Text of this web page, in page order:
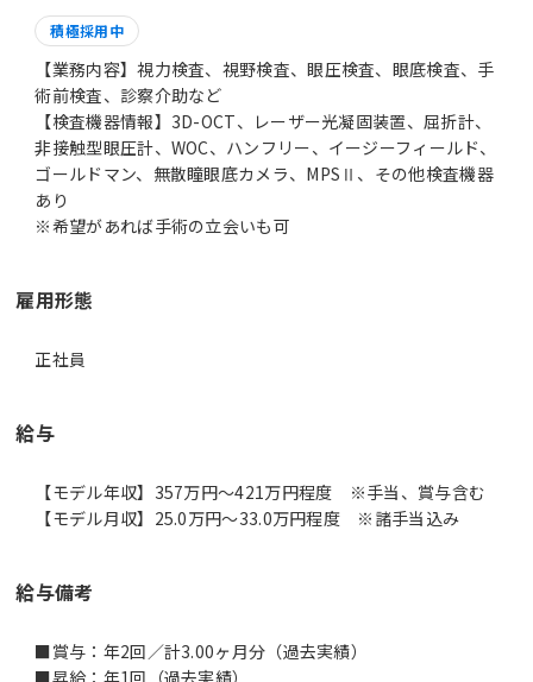
積極採用中
【業務内容】視力検査、視野検査、眼圧検査、眼底検査、手
術前検査、診察介助など
【検査機器情報】3D-OCT、レーザー光凝固装置、屈折計、
非接触型眼圧計、WOC、ハンフリー、イージーフィールド、
ゴールドマン、無散瞳眼底カメラ、MPSⅡ、その他検査機器
あり
※希望があれば手術の立会いも可
雇用形態
正社員
給与
【モデル年収】357万円〜421万円程度 ※手当、賞与含む
【モデル月収】25.0万円〜33.0万円程度 ※諸手当込み
給与備考
■賞与：年2回／計3.00ヶ月分（過去実績）
■昇給：年1回（過去実績）